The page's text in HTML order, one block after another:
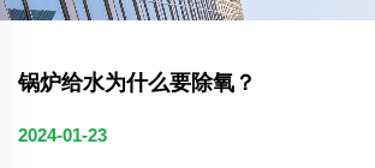
锅炉给水为什么要除氧？
2024-01-23